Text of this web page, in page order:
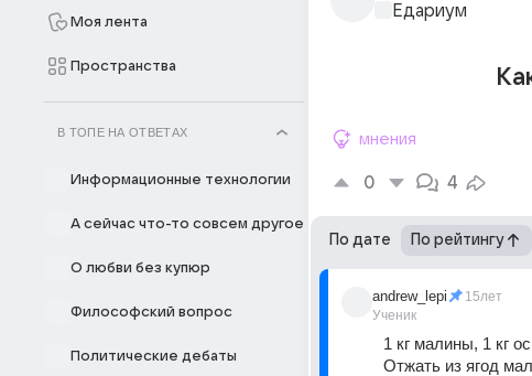
Моя лента
Пространства
В ТОПЕ НА ОТВЕТАХ
Информационные технологии
А сейчас что-то совсем другое
О любви без купюр
Философский вопрос
Политические дебаты
Едариум
мнения
0 4
По дате По рейтингу
andrew_lepi
Ученик
15лет
1 кг малины, 1 кг
Отжать из ягод